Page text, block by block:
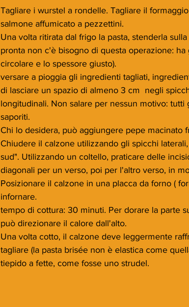
Tagliare i wurstel a rondelle. Tagliare il
salmone affumicato a pezzettini.
Una volta ritirata dal frigo la pasta, stenderla
pronta non c'è bisogno di questa operazione:
circolare e lo spessore giusto).
versare a pioggia gli ingredienti tagliati,
di lasciare un spazio di almeno 3 cm  negli
longitudinali. Non salare per nessun motivo:
saporiti.
Chi lo desidera, può aggiungere pepe macinato
Chiudere il calzone utilizzando gli spicchi
sud". Utilizzando un coltello, praticare delle
diagonali per un verso, poi per l'altro verso, in
Posizionare il calzone in una placca da forno (
infornare.
tempo di cottura: 30 minuti. Per dorare la parte
può direzionare il calore dall'alto.
Una volta cotto, il calzone deve leggermente
tagliare (la pasta brisée non è elastica come
tiepido a fette, come fosse uno strudel.